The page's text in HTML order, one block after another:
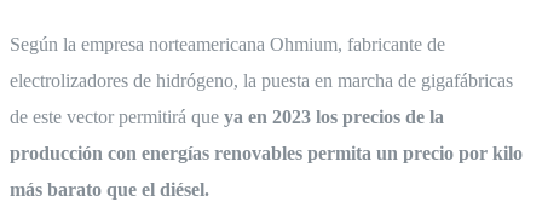
Según la empresa norteamericana Ohmium, fabricante de
electrolizadores de hidrógeno, la puesta en marcha de gigafábricas
de este vector permitirá que ya en 2023 los precios de la
producción con energías renovables permita un precio por kilo
más barato que el diésel.